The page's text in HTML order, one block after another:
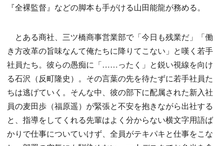
『全裸監督』などの脚本も手がける山田能龍が務める。
とある商社、三ツ橋商事営業部で「今日も残業だ」「働
き方改革の旨味なんて俺たちに降りてこない」と嘆く若手
社員たち。彼らの愚痴に「……ったく」と鋭い視線を向け
る石沢（反町隆史）。その言葉の先を待たずに若手社員た
ちは逃げていく。そんな中、彼の部下に配属された新入社
員の麦田歩（福原遥）が緊張と不安を抱きながら出社する
と、指導をしてくれる先輩はよく分からない横文字用語ば
かりで仕事についていけず、全員がテキパキと仕事をこな